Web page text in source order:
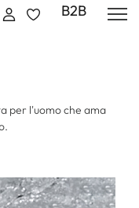
B2B
per l'uomo che ama